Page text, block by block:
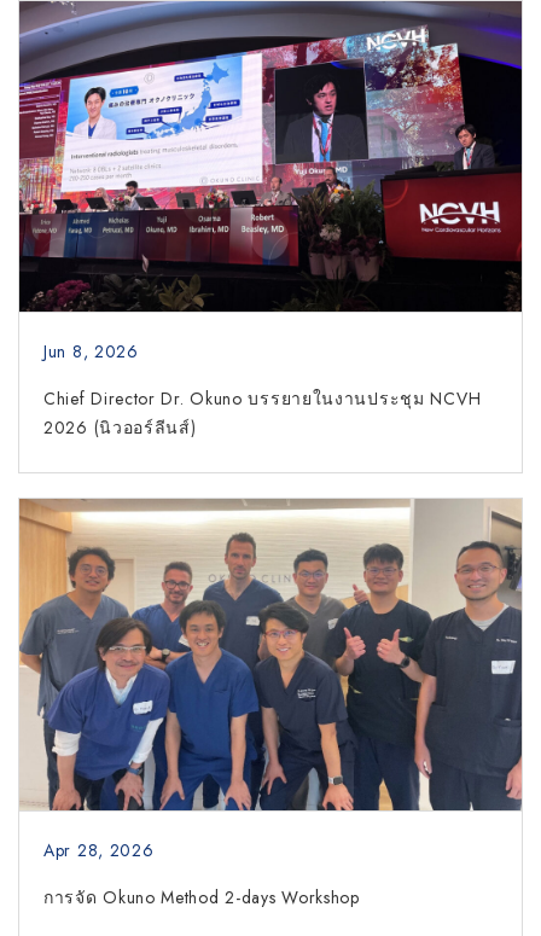
Chief Director Dr. Okuno บรรยายในงานประชุม NCVH
2026 (นิวออร์ลีนส์)
Jun 8, 2026
การจัด Okuno Method 2-days Workshop
Apr 28, 2026